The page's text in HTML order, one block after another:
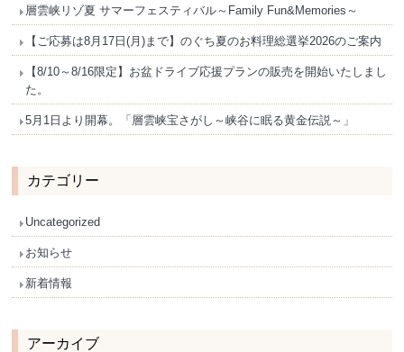
層雲峡リゾ夏 サマーフェスティバル～Family Fun&Memories～
【ご応募は8月17日(月)まで】のぐち夏のお料理総選挙2026のご案内
【8/10～8/16限定】お盆ドライブ応援プランの販売を開始いたしまし
た。
5月1日より開幕。「層雲峡宝さがし～峡谷に眠る黄金伝説～」
カテゴリー
Uncategorized
お知らせ
新着情報
アーカイブ